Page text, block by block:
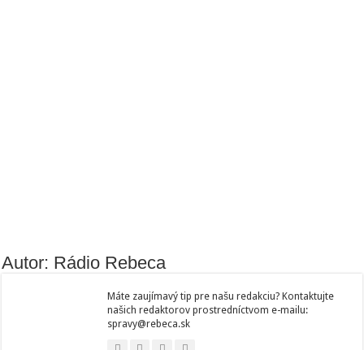
Autor: Rádio Rebeca
Máte zaujímavý tip pre našu redakciu? Kontaktujte
našich redaktorov prostredníctvom e-mailu:
spravy@rebeca.sk